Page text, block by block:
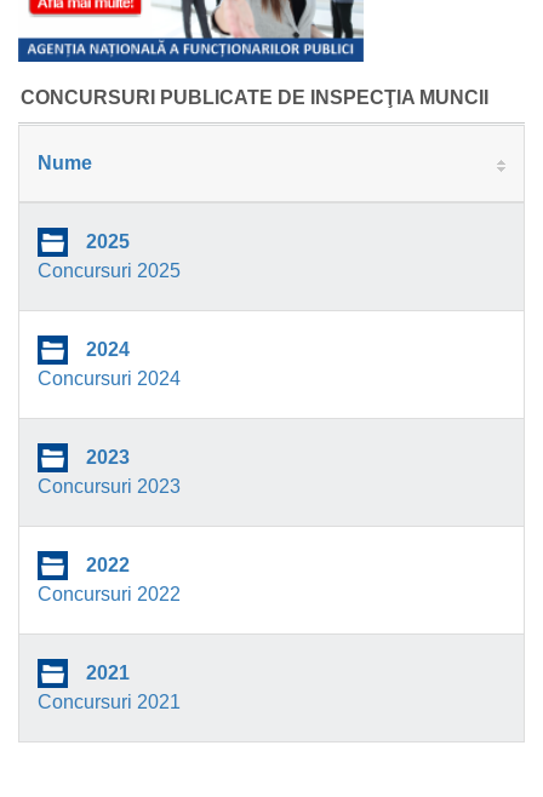
CONCURSURI PUBLICATE DE INSPECŢIA MUNCII
Nume
2025
Concursuri 2025
2024
Concursuri 2024
2023
Concursuri 2023
2022
Concursuri 2022
2021
Concursuri 2021